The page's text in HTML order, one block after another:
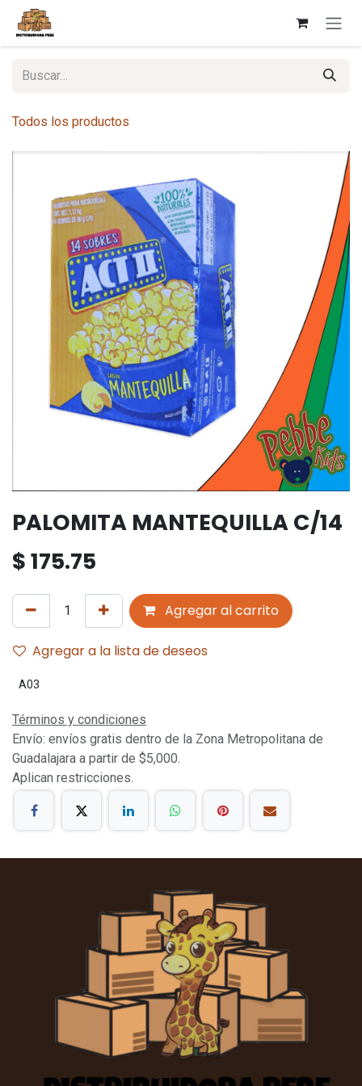
Ir al contenido
Todos los productos
PALOMITA MANTEQUILLA C/14
$175.75
Agregar al carrito
Agregar a la lista de deseos
A03
Términos y condiciones
Envío: envíos gratis dentro de la Zona Metropolitana de
Guadalajara a partir de $5,000.
Aplican restricciones.